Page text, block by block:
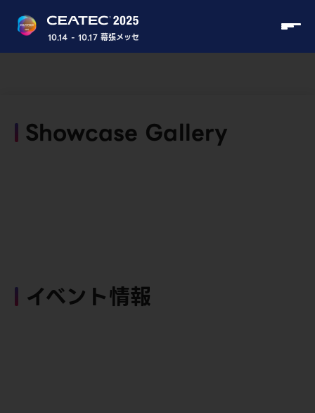
10.14 - 10.17 幕張メッセ
Showcase Gallery
イベント情報